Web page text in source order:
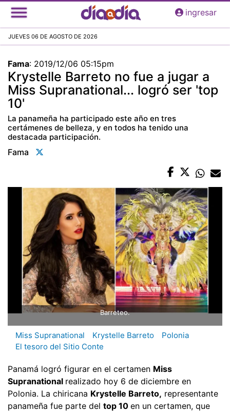
Pasar
al
principal
ingresar
JUEVES 06 DE AGOSTO DE 2026
Fama: 2019/12/06 05:15pm
Krystelle Barreto no fue a jugar a
Miss Supranational... logró ser 'top
10'
La panameña ha participado este año en tres
certámenes de belleza, y en todos ha tenido una
destacada participación.
Fama
Barreteo.
Miss Supranational Krystelle Barreto
Polonia
El tesoro del Sitio Conte
Panamá logró figurar en el certamen Miss
Supranational realizado hoy 6 de diciembre en
Polonia. La chiricana Krystelle Barreto, representante
panameña fue parte del top 10 en un certamen, que